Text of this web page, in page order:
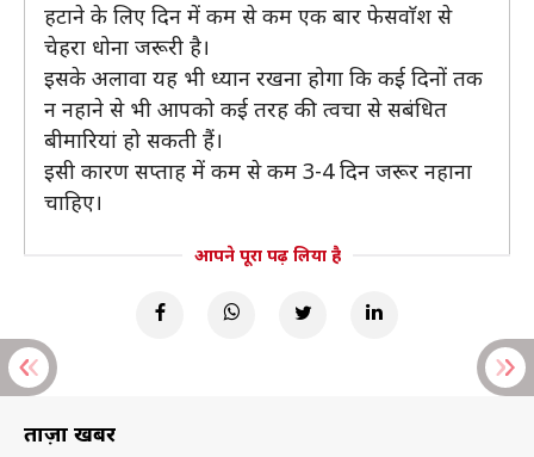
हटाने के लिए दिन में कम से कम एक बार फेसवाॅश से
चेहरा धोना जरूरी है।
इसके अलावा यह भी ध्यान रखना होगा कि कई दिनों तक
न नहाने से भी आपको कई तरह की त्वचा से सबंधित
बीमारियां हो सकती हैं।
इसी कारण सप्ताह में कम से कम 3-4 दिन जरूर नहाना
चाहिए।
आपने पूरा पढ़ लिया है
ताज़ा खबरें